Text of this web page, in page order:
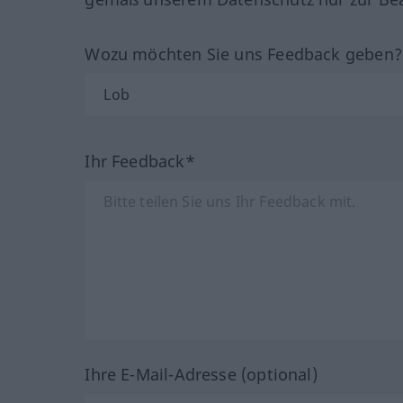
Wozu möchten Sie uns Feedback
Ihr Feedback*
Ihre E-Mail-Adresse (optional)